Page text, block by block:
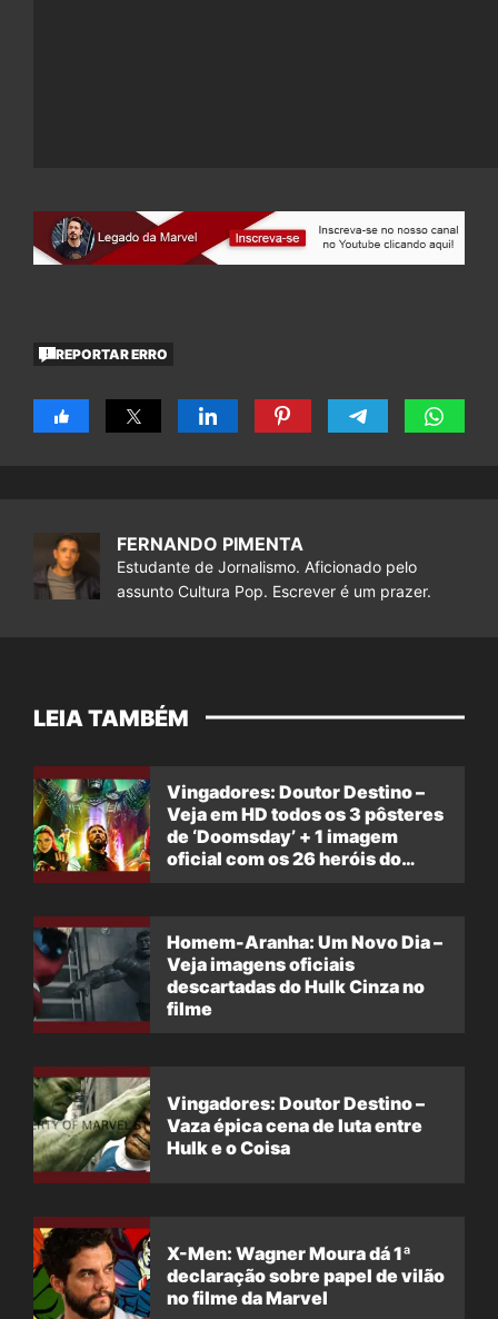
REPORTAR ERRO
FERNANDO PIMENTA
Estudante de Jornalismo. Aficionado pelo
assunto Cultura Pop. Escrever é um prazer.
LEIA TAMBÉM
Vingadores: Doutor Destino –
Veja em HD todos os 3 pôsteres
de ‘Doomsday’ + 1 imagem
oficial com os 26 heróis do
Homem-Aranha: Um Novo Dia –
Veja imagens oficiais
descartadas do Hulk Cinza no
filme
Vingadores: Doutor Destino –
Vaza épica cena de luta entre
Hulk e o Coisa
X-Men: Wagner Moura dá 1ª
declaração sobre papel de vilão
no filme da Marvel